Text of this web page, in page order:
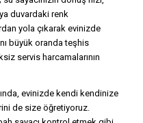
duvardaki renk
yola çıkarak evinizde
büyük oranda teşhis
servis harcamalarının
evinizde kendi kendinize
de size öğretiyoruz.